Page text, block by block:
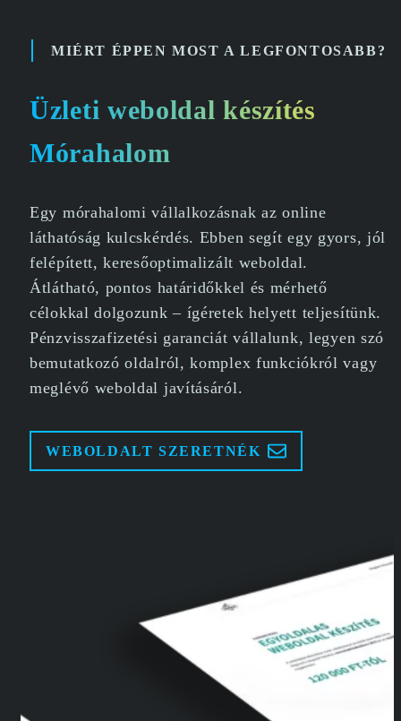
MIÉRT ÉPPEN MOST A LEGFONTOSABB?
Üzleti weboldal készítés
Mórahalom
Egy mórahalomi vállalkozásnak az online
láthatóság kulcskérdés. Ebben segít egy gyors, jól
felépített, keresőoptimalizált weboldal.
Átlátható, pontos határidőkkel és mérhető
célokkal dolgozunk – ígéretek helyett teljesítünk.
Pénzvisszafizetési garanciát vállalunk, legyen szó
bemutatkozó oldalról, komplex funkciókról vagy
meglévő weboldal javításáról.
WEBOLDALT SZERETNÉK